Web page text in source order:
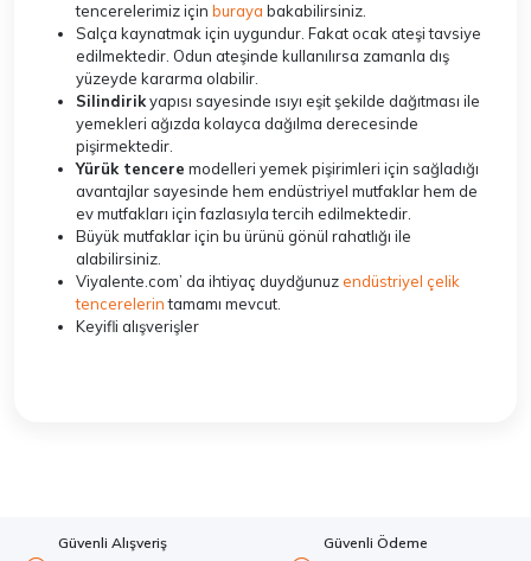
tencerelerimiz için buraya bakabilirsiniz.
Salça kaynatmak için uygundur. Fakat ocak ateşi tavsiye
edilmektedir. Odun ateşinde kullanılırsa zamanla dış
yüzeyde kararma olabilir.
Silindirikyapısı sayesinde ısıyı eşit şekilde dağıtması ile
yemekleri ağızda kolayca dağılma derecesinde
pişirmektedir.
Yürük tencere modelleri yemek pişirimleri için sağladığı
avantajlar sayesinde hem endüstriyel mutfaklar hem de
ev mutfakları için fazlasıyla tercih edilmektedir.
Büyük mutfaklar için bu ürünü gönül rahatlığı ile
alabilirsiniz.
Viyalente.com’ da ihtiyaç duydğunuz endüstriyel çelik
tencerelerintamamı mevcut.
Keyifli alışverişler
Güvenli Alışveriş Güvenli Ödeme